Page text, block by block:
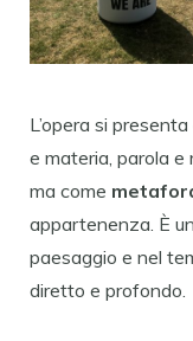
L’opera si
e materia, parola e
ma come
appartenenza. È
paesaggio e nel
diretto e profondo.